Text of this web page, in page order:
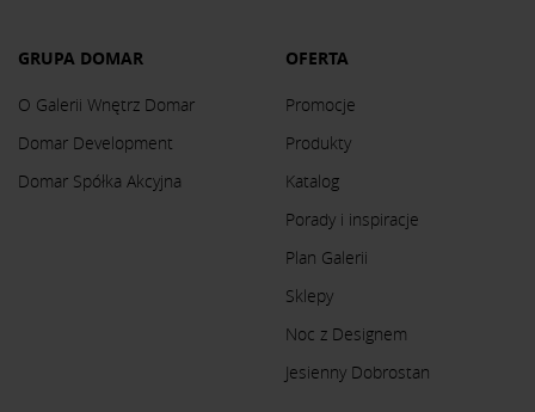
GRUPA DOMAR
O Galerii Wnętrz Domar
Domar Development
Domar Spółka Akcyjna
OFERTA
Promocje
Produkty
Katalog
Porady i inspiracje
Plan Galerii
Sklepy
Noc z Designem
Jesienny Dobrostan